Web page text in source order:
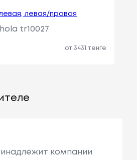
левая/правая
hola tr10027
от 3431 тенге
компании